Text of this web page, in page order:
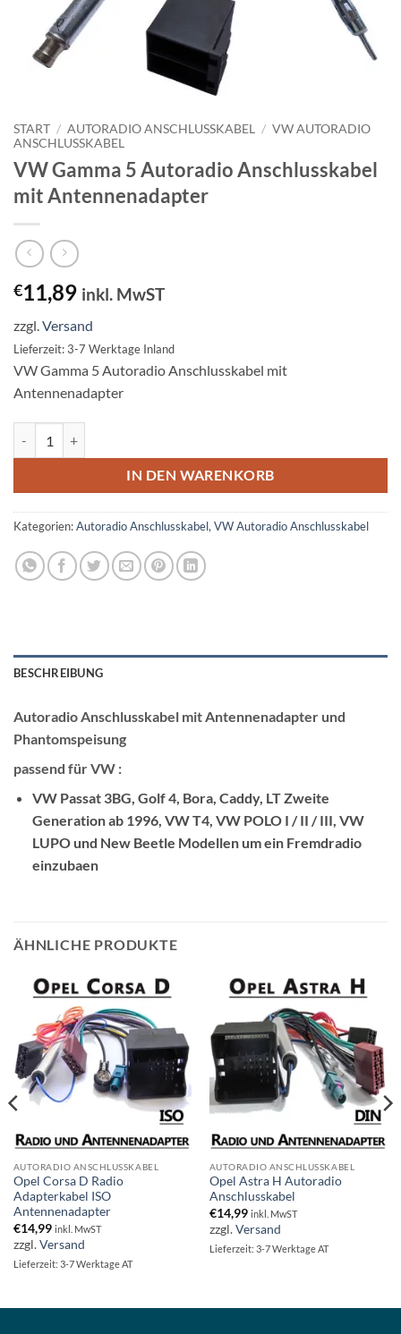
START / AUTORADIO ANSCHLUSSKABEL / VW AUTORADIO
ANSCHLUSSKABEL
VW Gamma 5 Autoradio Anschlusskabel
mit Antennenadapter
€11,89 inkl. MwST
zzgl.Versand
Lieferzeit: 3-7 Werktage Inland
VW Gamma 5 Autoradio Anschlusskabel mit
Antennenadapter
IN DEN WARENKORB
Kategorien:Autoradio Anschlusskabel, VW Autoradio Anschlusskabel
BESCHREIBUNG
Autoradio Anschlusskabel mit Antennenadapter und
Phantomspeisung
passend für VW :
VW Passat 3BG, Golf 4, Bora, Caddy, LT Zweite
Generation ab 1996, VW T4, VW POLO I / II / III, VW
LUPO und New Beetle Modellen um ein Fremdradio
einzubaen
ÄHNLICHE PRODUKTE
AUTORADIO ANSCHLUSSKABEL
Opel Corsa D Radio
Adapterkabel ISO
Antennenadapter
€14,99 inkl. MwST
zzgl.Versand
Lieferzeit: 3-7 Werktage AT
AUTORADIO ANSCHLUSSKABEL
Opel Astra H Autoradio
Anschlusskabel
€14,99 inkl. MwST
zzgl.Versand
Lieferzeit: 3-7 Werktage AT